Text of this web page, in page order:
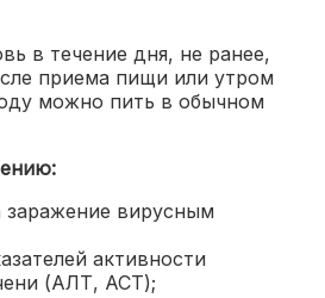
в течение дня, не ранее,
приема пищи или утром
можно пить в обычном
заражение вирусным
активности
(АЛТ, АСТ);